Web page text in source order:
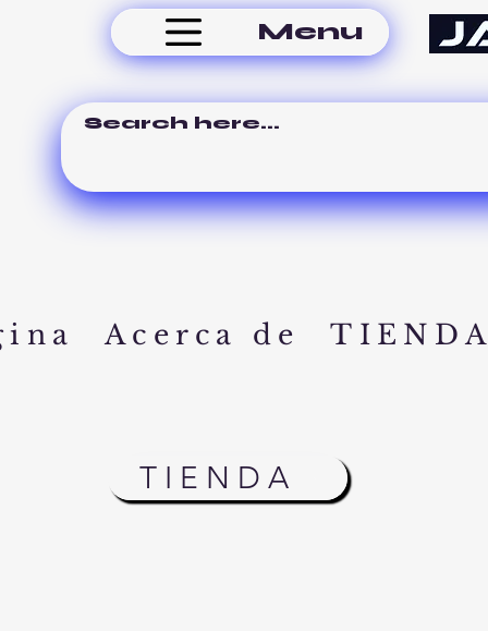
Menu
Acerca de
TIENDA